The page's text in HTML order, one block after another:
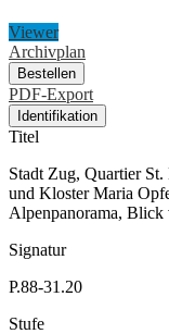
Viewer
Archivplan
Bestellen
PDF-Export
Identifikation
Titel
Stadt Zug, Quartier
und Kloster Maria
Alpenpanorama, Blick
Signatur
P.88-31.20
Stufe